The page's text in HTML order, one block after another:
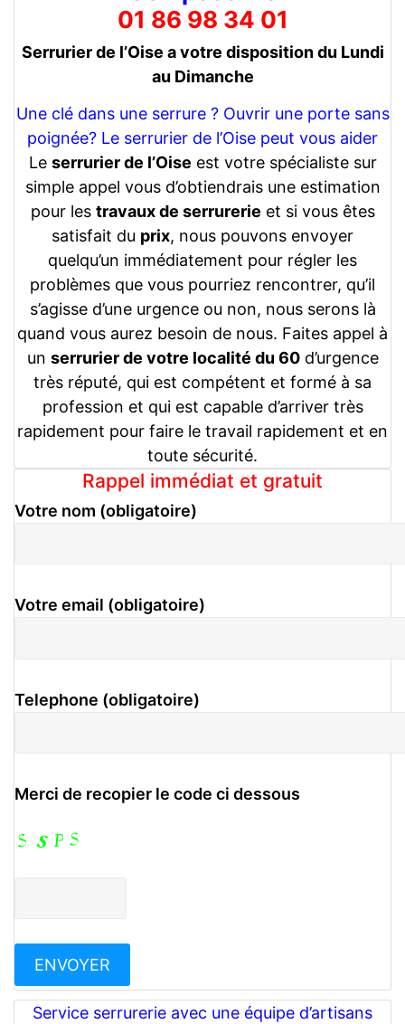
01 86 98 34 01
Serrurier de l’Oise a votre disposition du Lundi
au Dimanche
Une clé dans une serrure ? Ouvrir une porte sans
poignée? Le serrurier de l’Oise peut vous aider
Le serrurier de l’Oise est votre spécialiste sur
simple appel vous d’obtiendrais une estimation
pour les travaux de serrurerie et si vous êtes
satisfait du prix, nous pouvons envoyer
quelqu’un immédiatement pour régler les
problèmes que vous pourriez rencontrer, qu’il
s’agisse d’une urgence ou non, nous serons là
quand vous aurez besoin de nous. Faites appel à
un serrurier de votre localité du 60d’urgence
très réputé, qui est compétent et formé à sa
profession et qui est capable d’arriver très
rapidement pour faire le travail rapidement et en
toute sécurité.
Rappel immédiat et gratuit
Votre nom (obligatoire)
Votre email (obligatoire)
Telephone (obligatoire)
Merci de recopier le code ci dessous
Service serrurerie avec une équipe d’artisans